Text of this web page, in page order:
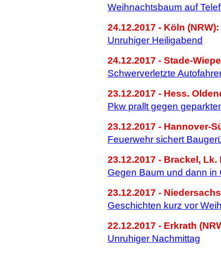
Weihnachtsbaum auf
24.12.2017 - Köln (NRW):
Unruhiger Heiligabend
24.12.2017 - Stade-
Schwerverletzte
23.12.2017 - Hess.
Pkw prallt gegen
23.12.2017 - Hannover-
Feuerwehr sichert
23.12.2017 - Brackel,
Gegen Baum und dann in
23.12.2017 -
Geschichten kurz vor
22.12.2017 - Erkrath
Unruhiger Nachmittag